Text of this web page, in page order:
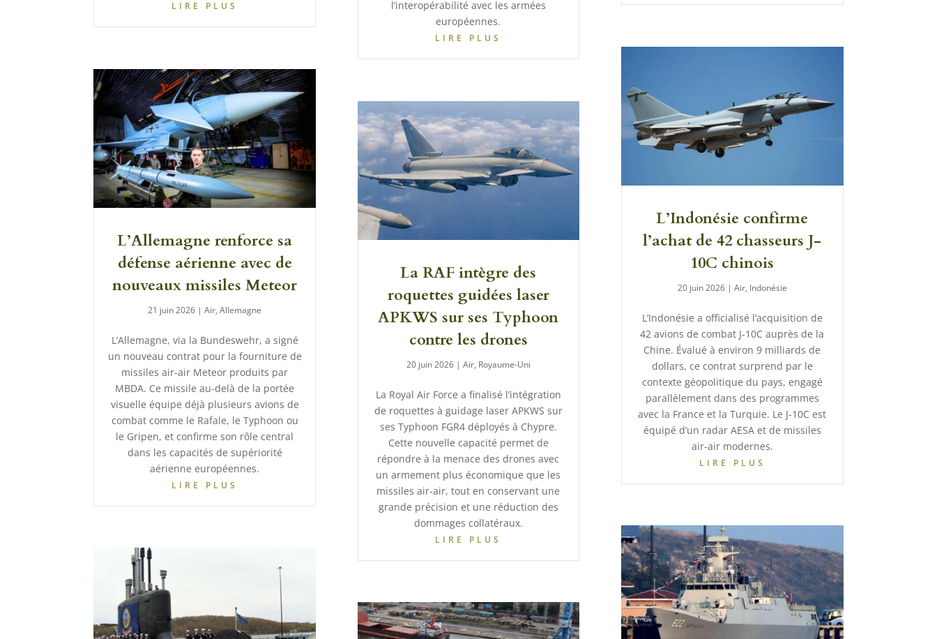
LIRE PLUS
L’Allemagne renforce sa
défense aérienne avec de
nouveaux missiles Meteor
21 juin 2026 |Air,Allemagne
L’Allemagne, via la Bundeswehr, a signé
un nouveau contrat pour la fourniture de
missiles air-air Meteor produits par
MBDA. Ce missile au-delà de la portée
visuelle équipe déjà plusieurs avions de
combat comme le Rafale, le Typhoon ou
le Gripen, et confirme son rôle central
dans les capacités de supériorité
aérienne européennes.
LIRE PLUS
l’interopérabilité avec les armées
européennes.
LIRE PLUS
La RAF intègre des
roquettes guidées laser
APKWS sur ses Typhoon
contre les drones
20 juin 2026| Air, Royaume-Uni
La Royal Air Force a finalisé l’intégration
de roquettes à guidage laser APKWS sur
ses Typhoon FGR4 déployés à Chypre.
Cette nouvelle capacité permet de
répondre à la menace des drones avec
un armement plus économique que les
missiles air-air, tout en conservant une
grande précision et une réduction des
dommages collatéraux.
LIRE PLUS
L’Indonésie confirme
l’achat de 42 chasseurs J-
10C chinois
20 juin 2026| Air, Indonésie
L’Indonésie a officialisé l’acquisition de
42 avions de combat J-10C auprès de la
Chine. Évalué à environ 9 milliards de
dollars, ce contrat surprend par le
contexte géopolitique du pays, engagé
parallèlement dans des programmes
avec la France et la Turquie. Le J-10C est
équipé d’un radar AESA et de missiles
air-air modernes.
LIRE PLUS